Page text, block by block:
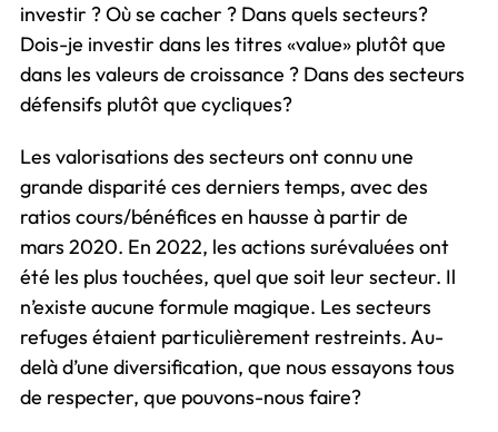
investir ? Où se cacher ? Dans quels secteurs?
Dois-je investir dans les titres «value» plutôt que
dans les valeurs de croissance ? Dans des secteurs
défensifs plutôt que cycliques?
Les valorisations des secteurs ont connu une
grande disparité ces derniers temps, avec des
ratios cours/bénéfices en hausse à partir de
mars 2020. En 2022, les actions surévaluées ont
été les plus touchées, quel que soit leur secteur. Il
n’existe aucune formule magique. Les secteurs
refuges étaient particulièrement restreints. Au-
delà d’une diversification, que nous essayons tous
de respecter, que pouvons-nous faire?